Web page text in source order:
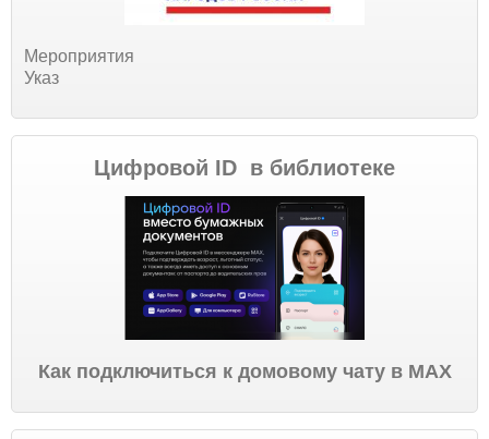
Мероприятия
Указ
Цифровой ID в библиотеке
Как подключиться к домовому чату в МАХ